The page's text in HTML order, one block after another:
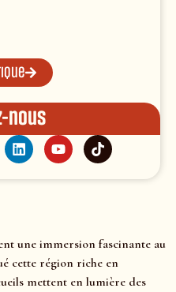
nous
une immersion fascinante au
cette région riche en
mettent en lumière des